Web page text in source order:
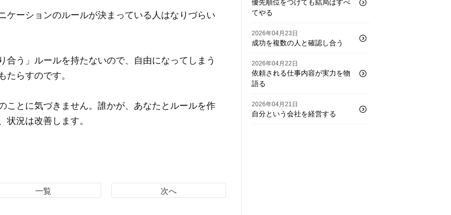
ーションのルールが決まっている人はなりづらい
う」ルールを持たないので、自由になってしまう
たらすのです。
とに気づきません。誰かが、あなたとルールを作
状況は改善します。
一覧 次へ
優先順位をつけても結局はすべ
てやる
2026年04月23日
成功を複数の人と確認し合う
2026年04月22日
依頼される仕事内容が実力を物
語る
2026年04月21日
自分という会社を経営する